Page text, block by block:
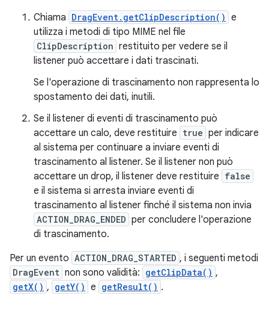
Chiama DragEvent.getClipDescription() e
utilizza i metodi di tipo MIME nel file
ClipDescription restituito per vedere se il
listener può accettare i dati trascinati.
Se l'operazione di trascinamento non rappresenta lo
spostamento dei dati, inutili.
Se il listener di eventi di trascinamento può
accettare un calo, deve restituire true per indicare
al sistema per continuare a inviare eventi di
trascinamento al listener. Se il listener non può
accettare un drop, il listener deve restituire false
e il sistema si arresta inviare eventi di
trascinamento al listener finché il sistema non invia
ACTION_DRAG_ENDED per concludere l'operazione
di trascinamento.
Per un evento ACTION_DRAG_STARTED , i seguenti metodi
DragEvent non sono validità: getClipData() ,
getX() , getY() e getResult() .